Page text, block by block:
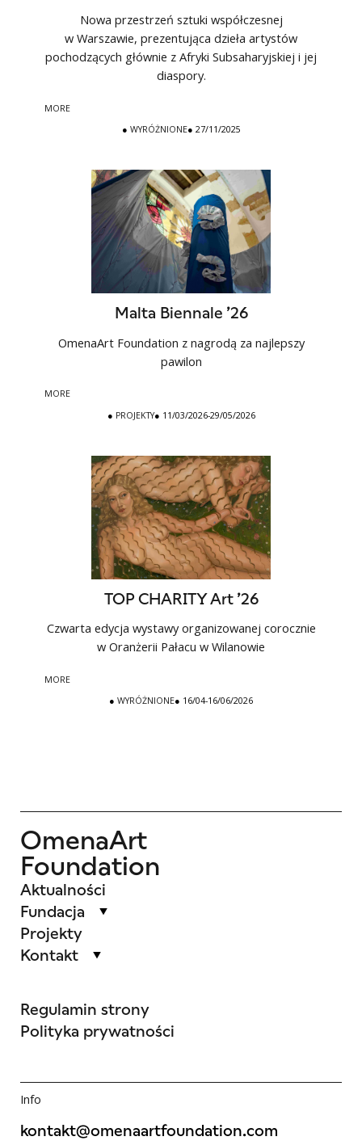
Nowa przestrzeń sztuki współczesnej
w Warszawie, prezentująca dzieła artystów
pochodzących głównie z Afryki Subsaharyjskiej i jej
diaspory.
MORE
● WYRÓŻNIONE● 27/11/2025
Malta Biennale ’26
OmenaArt Foundation z nagrodą za najlepszy
pawilon
MORE
● PROJEKTY● 11/03/2026-29/05/2026
TOP CHARITY Art ’26
Czwarta edycja wystawy organizowanej corocznie
w Oranżerii Pałacu w Wilanowie
MORE
● WYRÓŻNIONE● 16/04-16/06/2026
OmenaArt
Foundation
Aktualności
Fundacja
Projekty
Kontakt
Regulamin strony
Polityka prywatności
Info
kontakt@omenaartfoundation.com